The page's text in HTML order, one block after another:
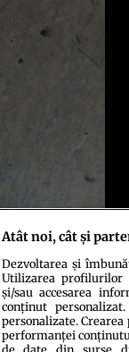
Atât noi, cât și
Dezvoltarea și
Utilizarea profilurilor
și/sau accesarea
conținut
personalizate.
performanței
de date din surse